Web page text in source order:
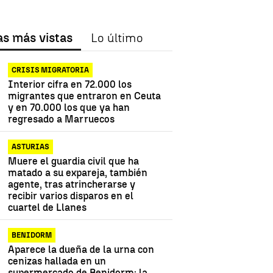
más vistas Lo último
CRISIS MIGRATORIA
Interior cifra en 72.000 los
migrantes que entraron en Ceuta
y en 70.000 los que ya han
regresado a Marruecos
ASTURIAS
Muere el guardia civil que ha
matado a su expareja, también
agente, tras atrincherarse y
recibir varios disparos en el
cuartel de Llanes
BENIDORM
Aparece la dueña de la urna con
cenizas hallada en un